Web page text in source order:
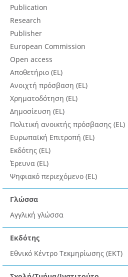
Publication
Research
Publisher
European Commission
Open access
Αποθετήριο (EL)
Ανοιχτή πρόσβαση (EL)
Χρηματοδότηση (EL)
Δημοσίευση (EL)
Πολιτική ανοικτής πρόσβασης (EL)
Ευρωπαϊκή Επιτροπή (EL)
Εκδότης (EL)
Έρευνα (EL)
Ψηφιακό περιεχόμενο (EL)
Γλώσσα
Αγγλική γλώσσα
Εκδότης
Εθνικό Κέντρο Τεκμηρίωσης (ΕΚΤ)